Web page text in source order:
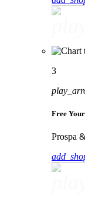
3
Free
Prospa